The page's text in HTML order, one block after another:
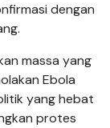
dengan
massa yang
Ebola
yang hebat
protes